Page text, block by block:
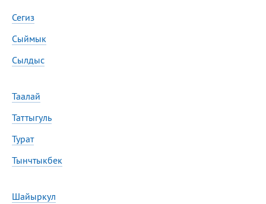
Сегиз
Сыймык
Сылдыс
Таалай
Таттыгуль
Турат
Тынчтыкбек
Шайыркул